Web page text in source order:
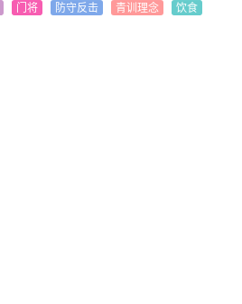
门将 防守反击 青训理念 饮食